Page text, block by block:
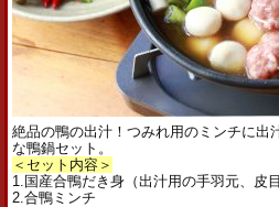
絶品の鴨の出汁！つみれ用のミンチに出
な鴨鍋セット。
＜セット内容＞
1.国産合鴨だき身（出汁用の手羽元、皮
2.合鴨ミンチ